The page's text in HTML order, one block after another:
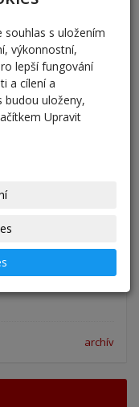
archív
s uložením
výkonnostní,
lepší fungování
a cílení a
budou uloženy,
Upravit